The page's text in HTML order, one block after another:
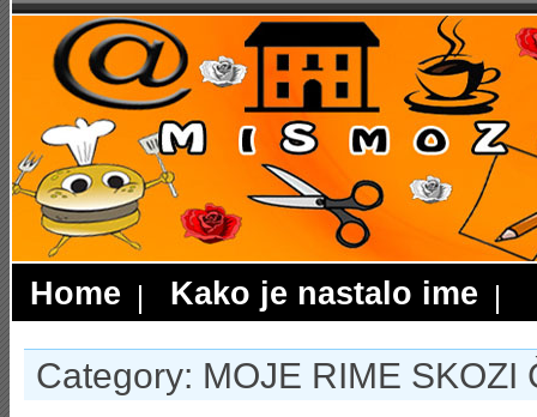
Home Kako je nastalo ime
Category: MOJE RIME SKOZI